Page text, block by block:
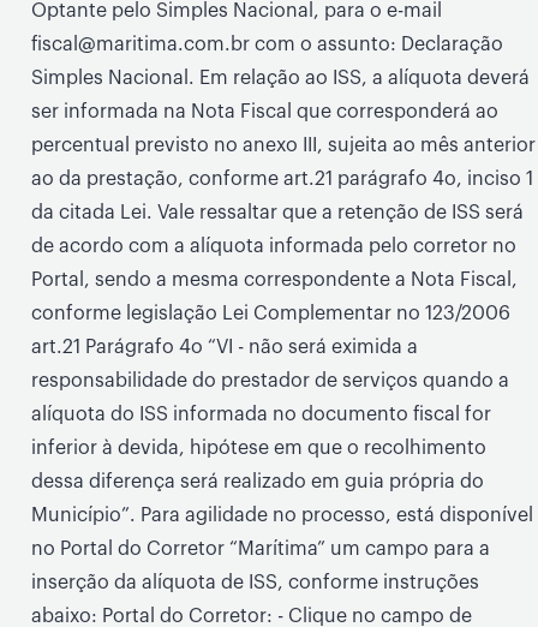
Optante pelo Simples Nacional, para o e-mail
fiscal@maritima.com.br com o assunto: Declaração
Simples Nacional. Em relação ao ISS, a alíquota deverá
ser informada na Nota Fiscal que corresponderá ao
percentual previsto no anexo III, sujeita ao mês anterior
ao da prestação, conforme art.21 parágrafo 4o, inciso 1
da citada Lei. Vale ressaltar que a retenção de ISS será
de acordo com a alíquota informada pelo corretor no
Portal, sendo a mesma correspondente a Nota Fiscal,
conforme legislação Lei Complementar no 123/2006
art.21 Parágrafo 4o “VI - não será eximida a
responsabilidade do prestador de serviços quando a
alíquota do ISS informada no documento fiscal for
inferior à devida, hipótese em que o recolhimento
dessa diferença será realizado em guia própria do
Município”. Para agilidade no processo, está disponível
no Portal do Corretor “Marítima” um campo para a
inserção da alíquota de ISS, conforme instruções
abaixo: Portal do Corretor: - Clique no campo de